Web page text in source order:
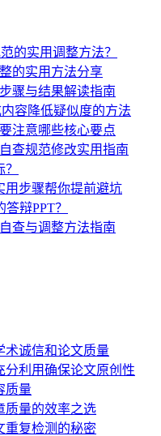
的实用调整方法？
的实用方法分享
骤与结果解读指南
容降低疑似度的方法
注意哪些核心要点
查规范修改实用指南
用步骤帮你提前避坑
辩PPT？
查与调整方法指南
术诚信和论文质量
分利用确保论文原创性
质量
质量的效率之选
重复检测的秘密